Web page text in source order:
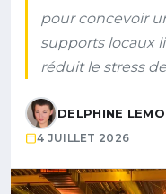
pour concevoir
supports locaux
réduit le stress
DELPHINE
4 JUILLET 2026